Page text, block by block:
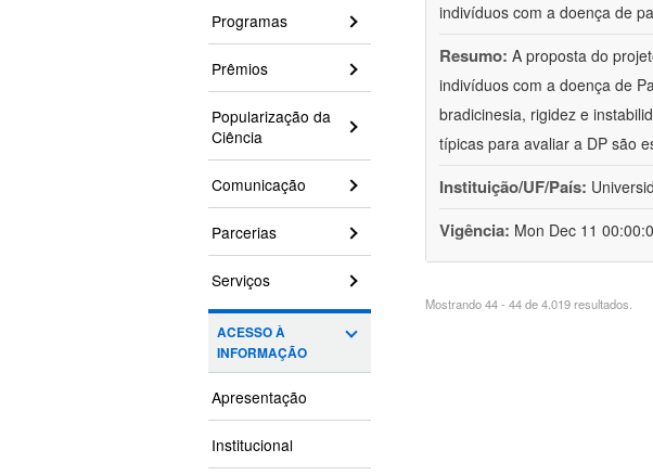
Programas
Prêmios
Popularização da
Ciência
Comunicação
Parcerias
Serviços
ACESSO À
INFORMAÇÃO
Apresentação
Institucional
indivíduos com a doença de
Resumo: A proposta do
indivíduos com a doença de
bradicinesia, rigidez e
típicas para avaliar a DP são
Instituição/UF/País:
Vigência: Mon Dec 11
Mostrando 44 - 44 de 4.019 resultados.